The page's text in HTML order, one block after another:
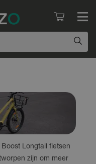
Longtail fietsen
zijn om meer